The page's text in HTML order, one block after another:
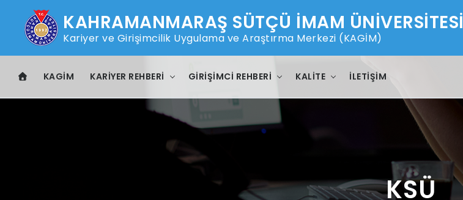
KAHRAMANMARAŞ SÜTÇÜ İMAM ÜNİVERSİTESİ
Kariyer ve Girişimcilik Uygulama ve Araştırma Merkezi (KAGİM)
KAGİM KARIYER REHBERI GIRIŞIMCI REHBERI KALITE İLETIŞIM
KSÜ